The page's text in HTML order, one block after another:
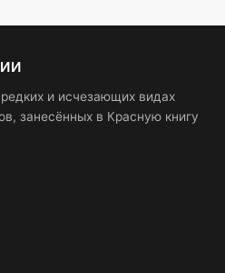
и исчезающих видах
занесённых в Красную книгу